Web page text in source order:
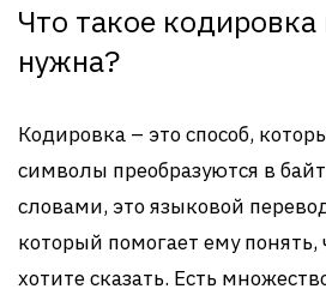
Что такое
нужна?
Кодировка – это способ,
символы преобразуются в
словами, это языковой
который помогает ему
хотите сказать. Есть